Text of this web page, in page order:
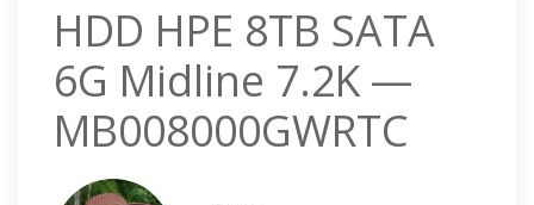
HDD HPE 8TB SATA
6G Midline 7.2K —
MB008000GWRTC